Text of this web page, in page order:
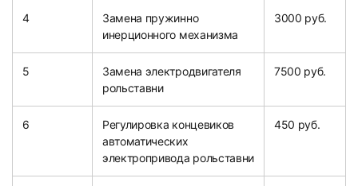
4
Замена пружинно
инерционного механизма
3000 руб.
5
Замена электродвигателя
рольставни
7500 руб.
6
Регулировка концевиков
автоматических
электропривода рольставни
450 руб.